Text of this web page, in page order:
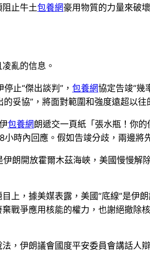
阻止牛土包養網豪用物質的力量來破
亂的信息。
止“傑出談判”，包養網協定告竣“幾
妥協”，將面對範圍和強度遠超以往
包養網朗遞交一頁紙「張水瓶！你
時內回應。假如告竣分歧，兩邊將
朗開放霍爾木茲海峽，美國慢慢解
上，據美媒表露，美國“底線”是伊
戰爭應用核能的權力，也謝絕撤除
法，伊朗議會國度平安委員會講話人